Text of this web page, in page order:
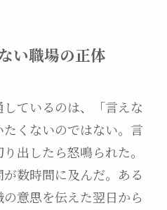
い職場の正体
ているのは、「言えな
くないのではない。言
出したら怒鳴られた。
数時間に及んだ。ある
意思を伝えた翌日から